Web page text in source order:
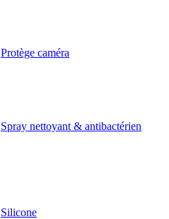
Protège caméra
Spray nettoyant & antibactérien
Silicone